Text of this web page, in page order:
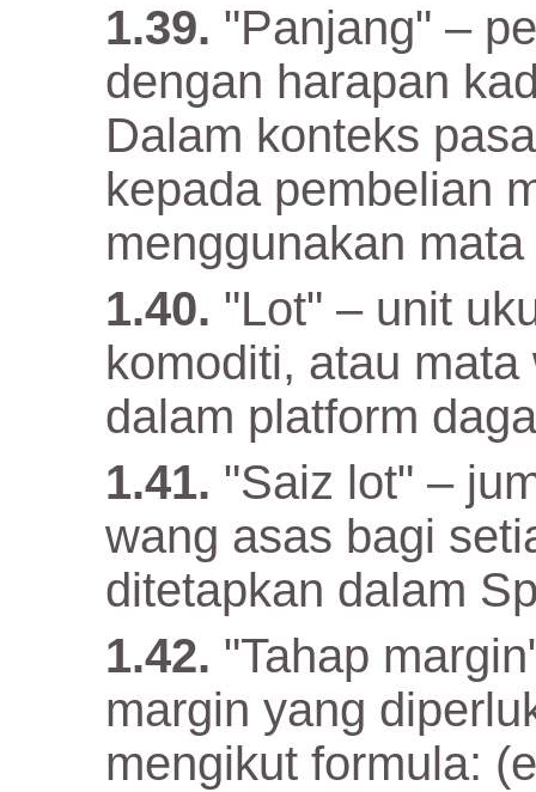
"Panjang" –
dengan harapan
Dalam konteks
kepada pembelian
menggunakan
"Lot" – unit
komoditi, atau
dalam platform
"Saiz lot" –
wang asas bagi
ditetapkan dalam
"Tahap
margin yang
mengikut formula: